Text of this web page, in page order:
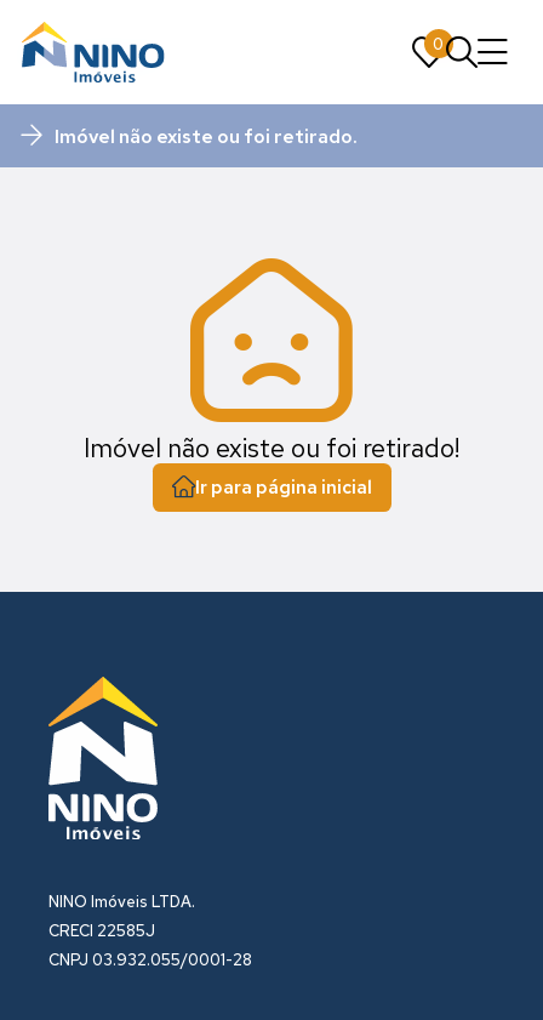
0
0
Imóvel não existe ou foi retirado.
Imóvel não existe ou foi retirado!
Ir para página inicial
NINO Imóveis LTDA.
CRECI 22585J
CNPJ 03.932.055/0001-28